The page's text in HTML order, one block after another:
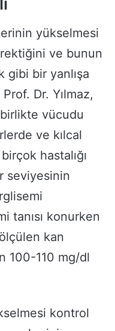
yükselmesi
ve bunun
gibi bir yanlışa
Dr. Yılmaz,
vücudu
ve kılcal
hastalığı
seviyesinin
tanısı konurken
kan
100-110 mg/dl
kontrol